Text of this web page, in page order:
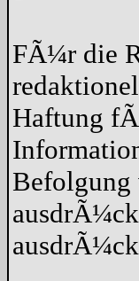
FÃ¼r die
Haftung
Befolgung